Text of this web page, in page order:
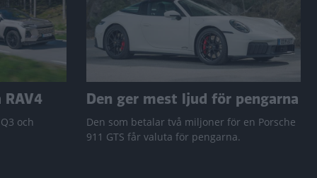
och
Den ger mest ljud för pengarna
Den som betalar två miljoner för en Porsche
911 GTS får valuta för pengarna.